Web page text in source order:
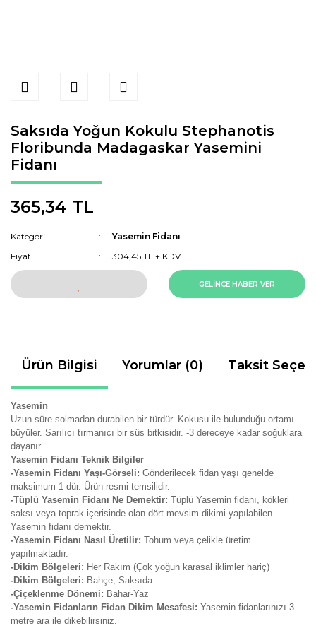
Saksıda Yoğun Kokulu Stephanotis
Floribunda Madagaskar Yasemini
Fidanı
365,34 TL
Kategori
Yasemin Fidanı
Fiyat
304,45 TL + KDV
GELİNCE HABER VER
Ürün Bilgisi Yorumlar (0) Taksit
Yasemin
Uzun süre solmadan durabilen bir türdür. Kokusu ile bulunduğu ortamı
büyüler. Sarılıcı tırmanıcı bir süs bitkisidir. -3 dereceye kadar soğuklara
dayanır.
Yasemin Fidanı Teknik Bilgiler
-Yasemin Fidanı Yaşı-Görseli: Gönderilecek fidan yaşı genelde
maksimum 1 dür. Ürün resmi temsilidir.
-Tüplü Yasemin Fidanı Ne Demektir: Tüplü Yasemin fidanı, kökleri
saksı veya toprak içerisinde olan dört mevsim dikimi yapılabilen
Yasemin fidanı demektir.
-Yasemin Fidanı Nasıl Üretilir: Tohum veya çelikle üretim
yapılmaktadır.
-Dikim Bölgeleri: Her Rakım (Çok yoğun karasal iklimler hariç)
-Dikim Bölgeleri: Bahçe, Saksıda
-Çiçeklenme Dönemi: Bahar-Yaz
-Yasemin Fidanların Fidan Dikim Mesafesi: Yasemin fidanlarınızı 3
metre ara ile dikebilirsiniz.